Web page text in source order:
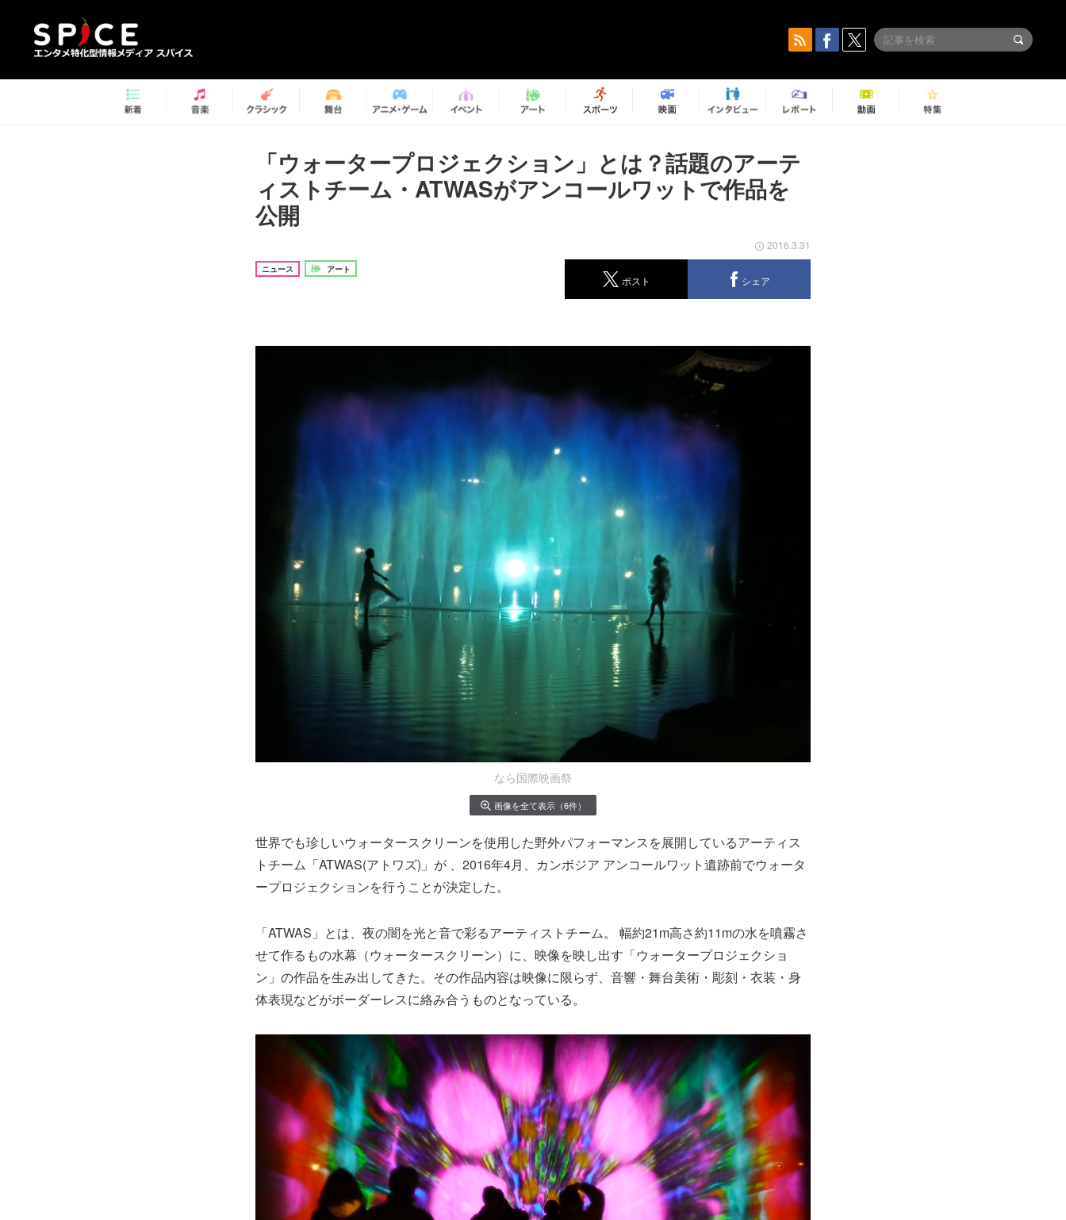
「ウォータープロジェクション」とは？話題のアーテ
ィストチーム・ATWASがアンコールワットで作品を
公開
ニュース アート
2016.3.31
ポスト シェア
なら国際映画祭
画像を全て表示（6件）
世界でも珍しいウォータースクリーンを使用した野外パフォーマンスを展開しているアーティス
トチーム「ATWAS(アトワズ)」が 、2016年4月、カンボジア アンコールワット遺跡前でウォータ
ープロジェクションを行うことが決定した。
「ATWAS」とは、夜の闇を光と音で彩るアーティストチーム。 幅約21m高さ約11mの水を噴霧さ
せて作るもの水幕（ウォータースクリーン）に、映像を映し出す「ウォータープロジェクショ
ン」の作品を生み出してきた。その作品内容は映像に限らず、音響・舞台美術・彫刻・衣装・身
体表現などがボーダーレスに絡み合うものとなっている。